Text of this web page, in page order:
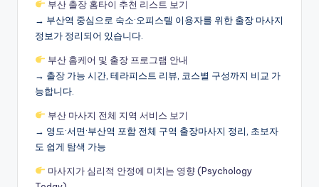
부산 출장 홈타이 추천 리스트 보기
→ 부산역 중심으로 숙소·오피스텔 이용자를 위한 출장 마사지
정보가 정리되어 있습니다.
부산 홈케어 및 출장 프로그램 안내
→ 출장 가능 시간, 테라피스트 리뷰, 코스별 구성까지 비교 가
능합니다.
부산 마사지 전체 지역 서비스 보기
→ 영도·서면·부산역 포함 전체 구역 출장마사지 정리, 초보자
도 쉽게 탐색 가능
마사지가 심리적 안정에 미치는 영향 (Psychology